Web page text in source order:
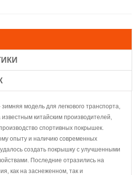
модель для легкового транспорта,
китайским производителей,
спортивных покрышек.
опыту и наличию современных
создать покрышку с улучшенными
Последние отразились на
как на заснеженном, так и